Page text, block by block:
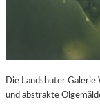
Die Landshuter
und abstrakte